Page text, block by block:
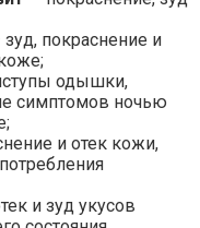
зуд, покраснение и
одышки,
симптомов ночью
и отек кожи,
и зуд укусов